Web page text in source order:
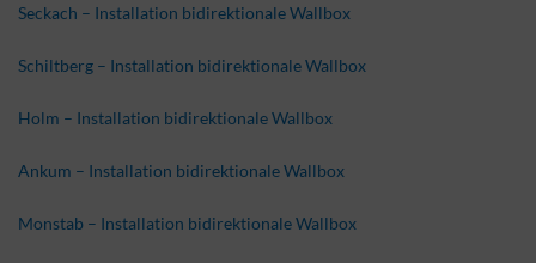
Seckach – Installation bidirektionale Wallbox
Schiltberg – Installation bidirektionale Wallbox
Holm – Installation bidirektionale Wallbox
Ankum – Installation bidirektionale Wallbox
Monstab – Installation bidirektionale Wallbox